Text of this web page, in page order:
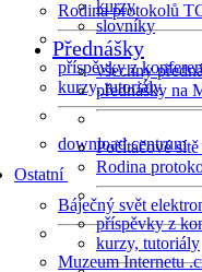
Rodina protokolů
příspěvky z
kurzy, tutoriály
download centrum
Ostatní
Báječný svět
Muzeum Internetu
kurzy
slovníky
Přednášky
všechny
přednášky na
Počítačové
Rodina
příspěvky z
kurzy, tutoriály